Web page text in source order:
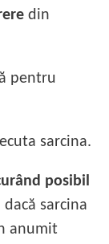
din
pentru
sarcina.
posibil
sarcina
anumit